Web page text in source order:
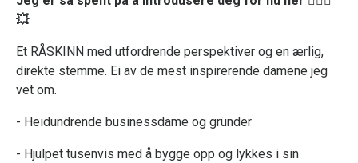
💥
Et RÅSKINN med utfordrende perspektiver og en ærlig,
direkte stemme. Ei av de mest inspirerende damene jeg
vet om.
- Heidundrende businessdame og gründer
- Hjulpet tusenvis med å bygge opp og lykkes i sin